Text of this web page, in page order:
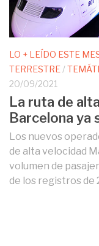
LO + LEÍDO ESTE
TERRESTRE /
20/09/2021
La ruta de
Barcelona ya
Los nuevos
de alta velocidad
volumen de
de los registros de